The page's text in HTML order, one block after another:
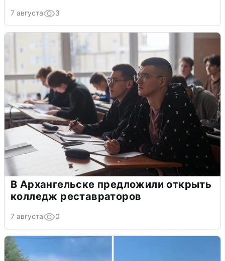
7 августа 3
В Архангельске предложили открыть
колледж реставраторов
7 августа 0